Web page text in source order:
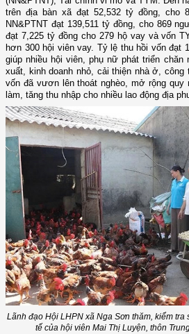
trên địa bàn xã đạt 52,532 tỷ đồng, cho
NN&PTNT đạt 139,511 tỷ đồng, cho 869
đạt 7,225 tỷ đồng cho 279 hộ vay và vốn
hơn 300 hội viên vay. Tỷ lệ thu hồi vốn đạt
giúp nhiều hội viên, phụ nữ phát triển chăn
xuất, kinh doanh nhỏ, cải thiện nhà ở,
vốn đã vươn lên thoát nghèo, mở rộng quy
làm, tăng thu nhập cho nhiều lao động địa
Lãnh đạo Hội LHPN xã Nga Sơn thăm, kiểm
tế của hội viên Mai Thị Luyện, thôn